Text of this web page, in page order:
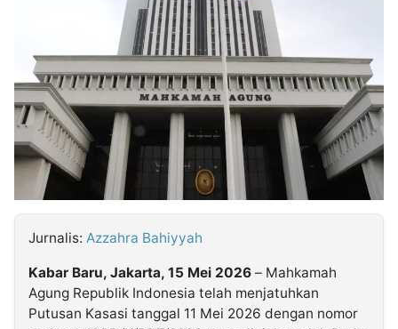
Insight
NTB
Suara
Time
Lens
IDN
Daily
Jogja
Jalan
Rakyat
Idealita
News
Kita
Notice
Dinamikapost.com
Radar
Baru
Seedbacklink
Follow
Kabarbaru
Jurnalis: Azzahra Bahiyyah
Kabar Baru, Jakarta, 15 Mei 2026 – Mahkamah
Agung Republik Indonesia telah menjatuhkan
Putusan Kasasi tanggal 11 Mei 2026 dengan nomor